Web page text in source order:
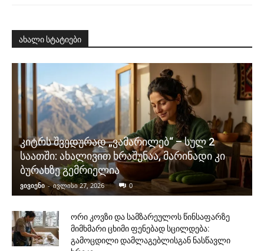
ახალი სტატიები
კიტრს შვედურად „ვამარილებ“ – სულ 2
საათში: ახალივით ხრაშუნაა, მარინადი კი
ბურახზე გემრიელია
ვივიენი - ივლისი 27, 2026 0
ორი კოვზი და სამზარეულოს წინსაფარზე
მიმხმარი ცხიმი ფენებად სცილდება:
გამოცდილი დამლაგებლისგან ნასწავლი